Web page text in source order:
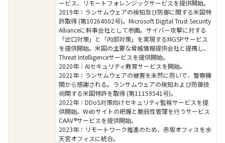
ービス、リモートフォレンジックサービスを提供開始。
2019年：ランサムウェアの検知及び防御に関する米国特
許取得 (第10264002号)。Microsoft Digital Trust Security
Allianceに幹事会社として参画。サイバー攻撃に対する
「出口対策」と「内部対策」を実現するMGSPサービス
を提供開始。米国の主要な脅威情報提供会社と提携し、
Threat Intelligenceサービスを提供開始。
2020年：AIセキュリティ教育サービスを開始。
2021年：ランサムウェアの被害を未然に防いで、警察機
関から感謝される。ランサムウェアの検知および防御技
術関する米国特許を取得 (第11159541号)。
2022年：DDoS対策向けセキュリティ監視サービスを提
供開始。Webサイトの把握と脆弱性管理を行うサービス
CAAV®サービスを提供開始。
2023年：リモートワーク推進のため、赤坂オフィスを水
天宮オフィスに統合。